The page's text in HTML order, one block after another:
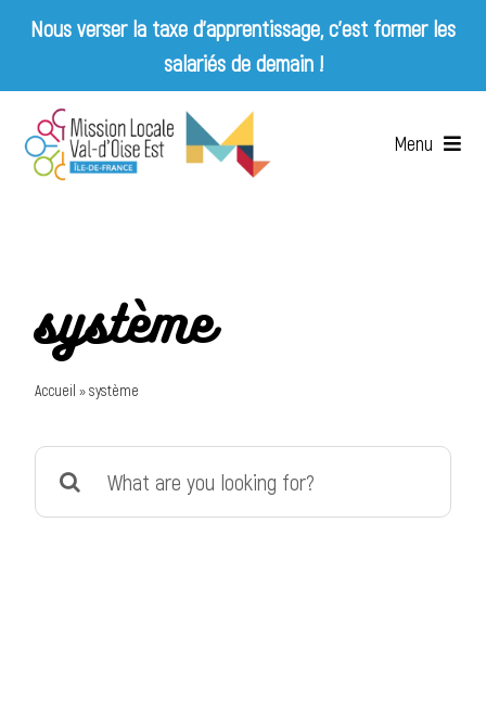
Nous verser la taxe d’apprentissage, c’est former les
salariés de demain !
content
Menu
Services
système
Accueil »système
Search